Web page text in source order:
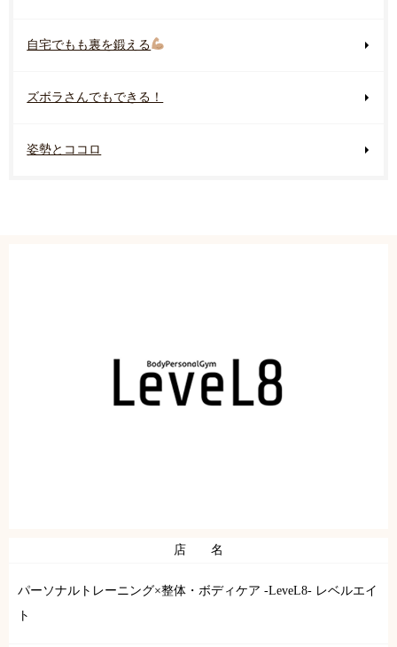
自宅でもも裏を鍛える
ズボラさんでもできる！
姿勢とココロ
店 名
パーソナルトレーニング×整体・ボディケア -LeveL8- レベルエイ
ト